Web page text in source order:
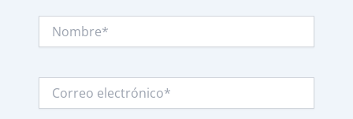
Nombre*
electrónico*